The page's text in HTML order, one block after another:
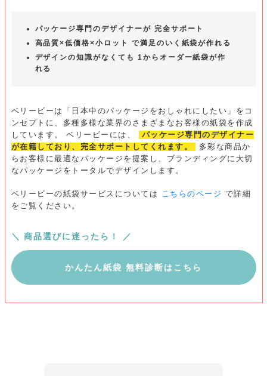
パッケージ専門のデザイナーが 完全サポート
高品質×低価格×小ロット で満足のいく紙袋が作れる
デザインの知識がなくても 1からオーダー紙袋が作
れる
ベリービーは「日本中のパッケージをおしゃれにしたい」をコ
ンセプトに、多種多様な業界のさまざまなお客様の紙袋を作成
しています。
ベリービーには、
パッケージ専門のデザイナー
が在籍しており、完全サポートしてくれます。
多彩な商品か
らお客様に最適なパッケージを提案し、ブランディングに大切
なパッケージをトータルでデザインします。
ベリービーの紙袋サービスについては こちらのページ で詳細
をご覧ください。
＼ 商品選びに迷ったら！ ／
かんたん紙袋 無料診断はこちら